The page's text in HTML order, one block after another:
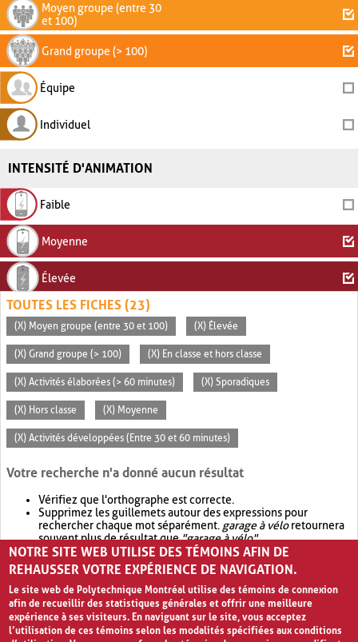
Moyen groupe (entre 30
et 100)
Grand groupe (> 100)
Équipe
Individuel
INTENSITÉ D'ANIMATION
Faible
Moyenne
Élevée
TOUTES LES FICHES (23)
(X) Moyen groupe (entre 30 et 100) (X) Élevée
(X) Grand groupe (> 100) (X) En classe et hors classe
(X) Activités élaborées (> 60 minutes) (X) Sporadiques
(X) Hors classe (X) Moyenne
(X) Activités développées (Entre 30 et 60 minutes)
Votre recherche n'a donné aucun résultat
Vérifiez que l'orthographe est correcte.
Supprimez les guillemets autour des expressions pour
rechercher chaque mot séparément. garage à véloretournera
souvent plus de résultat que"garage à vélo".
Envisagez d'élargir votre recherche avec OR.garage OR vélo
retournera souvent plus de résultat quegarage à vélo
NOTRE SITE WEB UTILISE DES TÉMOINS AFIN DE
REHAUSSER VOTRE EXPÉRIENCE DE NAVIGATION.
Le site web de Polytechnique Montréal utilise des témoins de connexion
afin de recueillir des statistiques générales et offrir une meilleure
expérience à ses visiteurs. En naviguant sur le site, vous acceptez
l’utilisation de ces témoins selon les modalités spécifiées aux conditions